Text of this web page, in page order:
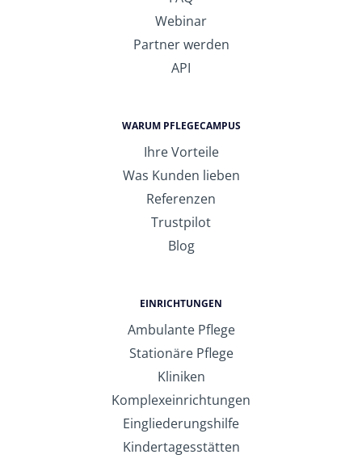
Webinar
Partner werden
API
WARUM PFLEGECAMPUS
Ihre Vorteile
Was Kunden lieben
Referenzen
Trustpilot
Blog
EINRICHTUNGEN
Ambulante Pflege
Stationäre Pflege
Kliniken
Komplexeinrichtungen
Eingliederungshilfe
Kindertagesstätten